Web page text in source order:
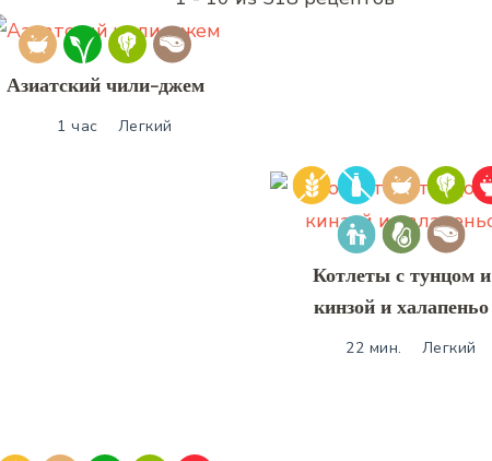
Азиатский чили-джем
1 час Легкий
Котлеты с тунцом и
кинзой и халапеньо
22 мин. Легкий